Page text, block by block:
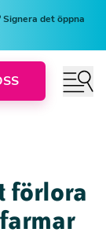
Signera det öppna
förlora